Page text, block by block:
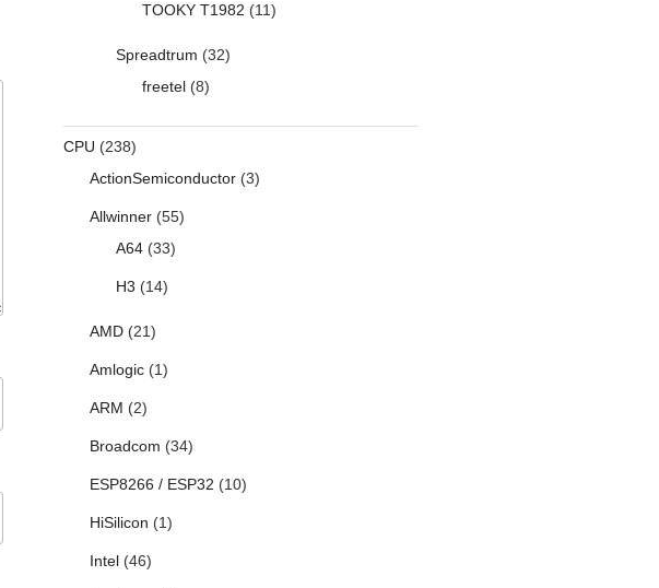
TOOKY T1982 (11)
Spreadtrum (32)
freetel(8)
CPU (238)
ActionSemiconductor(3)
Allwinner(55)
A64(33)
H3 (14)
AMD(21)
Amlogic(1)
ARM (2)
Broadcom (34)
ESP8266 / ESP32 (10)
HiSilicon (1)
Intel(46)